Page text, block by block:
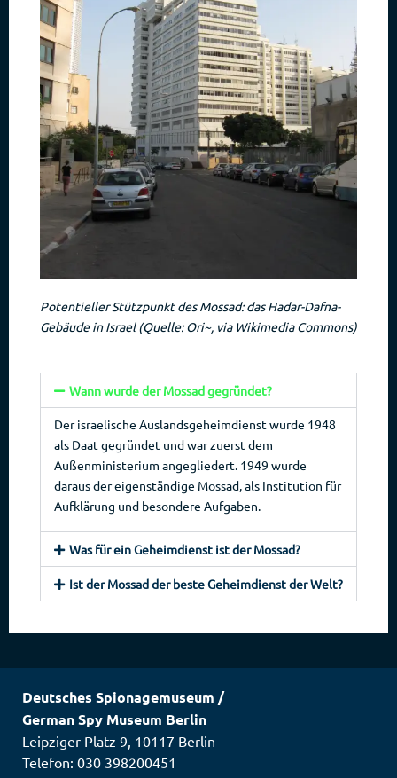
Potentieller Stützpunkt des Mossad: das Hadar-Dafna-
Gebäude in Israel (Quelle: Ori~, via Wikimedia Commons)
Wann wurde der Mossad gegründet?
Der israelische Auslandsgeheimdienst wurde 1948
als Daat gegründet und war zuerst dem
Außenministerium angegliedert. 1949 wurde
daraus der eigenständige Mossad, als Institution für
Aufklärung und besondere Aufgaben.
Was für ein Geheimdienst ist der Mossad?
Ist der Mossad der beste Geheimdienst der Welt?
Deutsches Spionagemuseum /
German Spy Museum Berlin
Leipziger Platz 9, 10117 Berlin
Telefon: 030 398200451